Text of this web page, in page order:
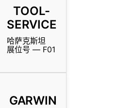
TOOL-
SERVICE
哈萨克斯坦
展位号 — F01
GARWIN